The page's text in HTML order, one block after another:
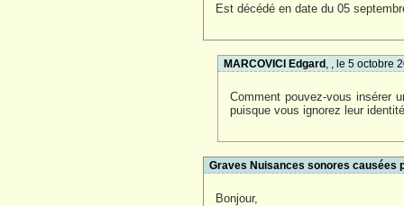
Est décédé en date du 05
MARCOVICI Edgard , , le 5 octobre
Comment pouvez-vous insérer
puisque vous ignorez leur
Graves Nuisances sonores causées
Bonjour,